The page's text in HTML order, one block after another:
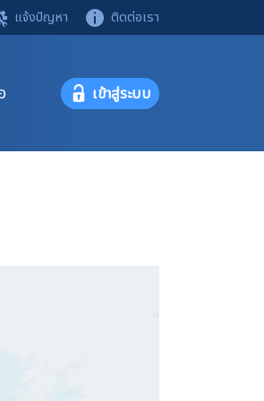
แจ้งปัญหา ติดต่อเรา
เข้าสู่ระบบ